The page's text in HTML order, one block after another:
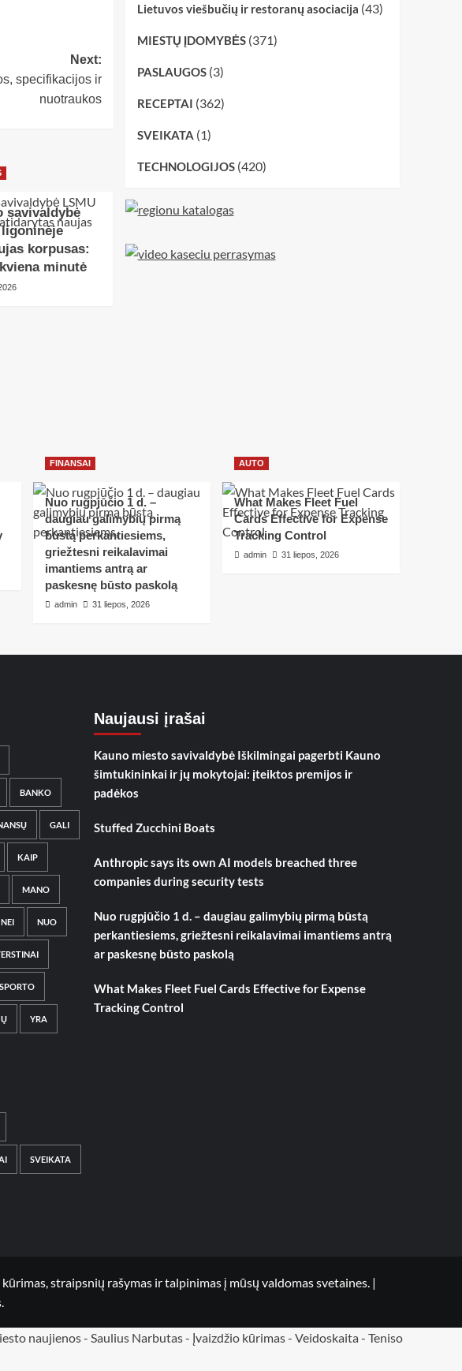
Next:
specifikacijos ir
nuotraukos
savivaldybė
ligoninėje
korpusas:
minutė
Lietuvos viešbučių ir restoranų asociacija (43)
MIESTŲ ĮDOMYBĖS(371)
PASLAUGOS(3)
RECEPTAI (362)
SVEIKATA (1)
TECHNOLOGIJOS(420)
FINANSAI
Nuo rugpjūčio 1 d. –
daugiau galimybių pirmą
būstą perkantiesiems,
griežtesni reikalavimai
imantiems antrą ar
paskesnę būsto paskolą
admin 31 liepos, 2026
AUTO
What Makes Fleet Fuel
Cards Effective for Expense
Tracking Control
admin 31 liepos, 2026
BANKO
GALI
KAIP
MANO
NEI NUO
YRA
SVEIKATA
Naujausi įrašai
Kauno miesto savivaldybė Iškilmingai pagerbti Kauno
šimtukininkai ir jų mokytojai: įteiktos premijos ir
padėkos
Stuffed Zucchini Boats
Anthropic says its own AI models breached three
companies during security tests
Nuo rugpjūčio 1 d. – daugiau galimybių pirmą būstą
perkantiesiems, griežtesni reikalavimai imantiems antrą
ar paskesnę būsto paskolą
What Makes Fleet Fuel Cards Effective for Expense
Tracking Control
straipsnių rašymas ir talpinimas į mūsų valdomas svetaines. |
naujienos- Saulius Narbutas- Įvaizdžio kūrimas- Veidoskaita - Teniso